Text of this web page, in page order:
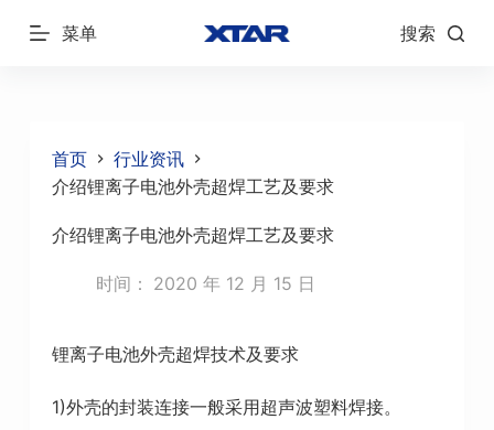
跳
菜单 搜索
首页
行业资讯
介绍锂离子电池外壳超焊工艺及要求
介绍锂离子电池外壳超焊工艺及要求
时间： 2020 年 12 月 15 日
锂离子电池外壳超焊技术及要求
1)外壳的封装连接一般采用超声波塑料焊接。